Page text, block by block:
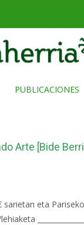
PUBLICACIONES
Arte [Bide
eta